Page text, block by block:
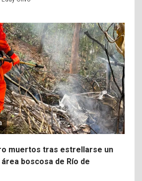
muertos tras estrellarse un
boscosa de Río de